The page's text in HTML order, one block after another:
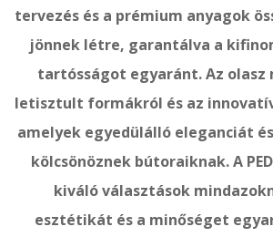
tervezés és a prémium anyagok
jönnek létre, garantálva a
tartósságot egyaránt. Az olasz
letisztult formákról és az
amelyek egyedülálló eleganciát
kölcsönöznek bútoraiknak. A
kiváló választások
esztétikát és a minőséget